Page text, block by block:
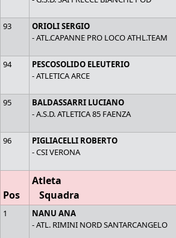
93
ORIOLI SERGIO
- ATL.CAPANNE PRO LOCO ATHL.TEAM
94
PESCOSOLIDO ELEUTERIO
- ATLETICA ARCE
95
BALDASSARRI LUCIANO
- A.S.D. ATLETICA 85 FAENZA
96
PIGLIACELLI ROBERTO
- CSI VERONA
Pos
Atleta
Squadra
1
NANU ANA
- ATL. RIMINI NORD SANTARCANGELO